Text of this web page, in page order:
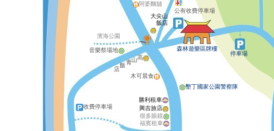
阿婆麵舖
公有收費停車場
大尖山
飯店
濱海公園
森林遊樂區牌樓
停車場
勝利租車
木可晨食
墾丁國家公園警察隊
收費停車場
福賓租車
很多眼鏡
興吉旅店
音樂祭場地
高
山
青
飯
店